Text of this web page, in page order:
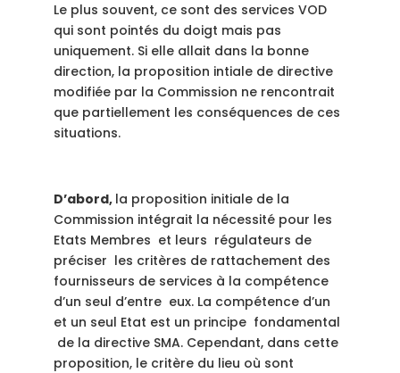
Le plus souvent, ce sont des services VOD
qui sont pointés du doigt mais pas
uniquement. Si elle allait dans la bonne
direction, la proposition intiale de directive
modifiée par la Commission ne rencontrait
que partiellement les conséquences de ces
situations.
D’abord, la proposition initiale de la
Commission intégrait la nécessité pour les
Etats Membres et leurs régulateurs de
préciser les critères de rattachement des
fournisseurs de services à la compétence
d’un seul d’entre eux. La compétence d’un
et un seul Etat est un principe fondamental
de la directive SMA. Cependant, dans cette
proposition, le critère du lieu où sont